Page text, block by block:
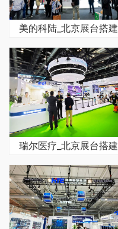
美的科陆_北京展台搭建
瑞尔医疗_北京展台搭建